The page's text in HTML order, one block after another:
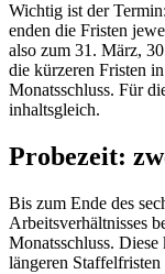
Wichtig ist der
enden die Fristen
also zum 31. März,
die kürzeren Fristen
Monatsschluss. Für
inhaltsgleich.
Probezeit:
Bis zum Ende des
Arbeitsverhältnisses
Monatsschluss.
längeren